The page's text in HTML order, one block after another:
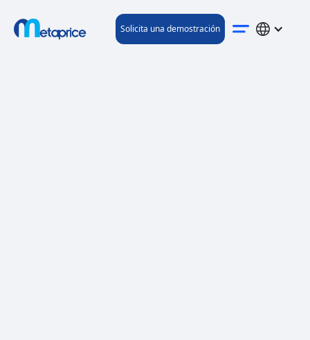
Solicita una demostración